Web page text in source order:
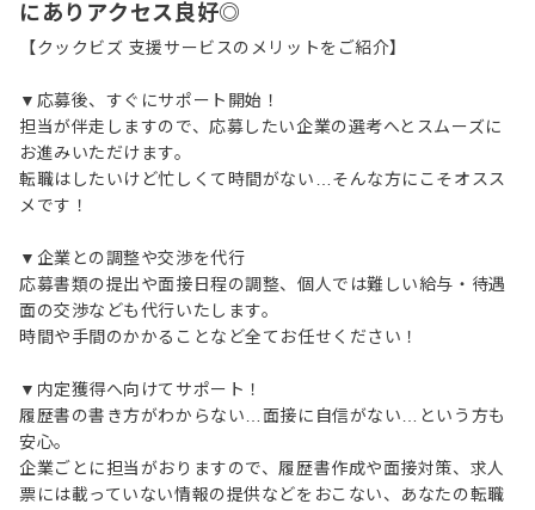
にありアクセス良好◎
【クックビズ 支援サービスのメリットをご紹介】
▼応募後、すぐにサポート開始！
担当が伴走しますので、応募したい企業の選考へとスムーズに
お進みいただけます。
転職はしたいけど忙しくて時間がない…そんな方にこそオスス
メです！
▼企業との調整や交渉を代行
応募書類の提出や面接日程の調整、個人では難しい給与・待遇
面の交渉なども代行いたします。
時間や手間のかかることなど全てお任せください！
▼内定獲得へ向けてサポート！
履歴書の書き方がわからない…面接に自信がない…という方も
安心。
企業ごとに担当がおりますので、履歴書作成や面接対策、求人
票には載っていない情報の提供などをおこない、あなたの転職